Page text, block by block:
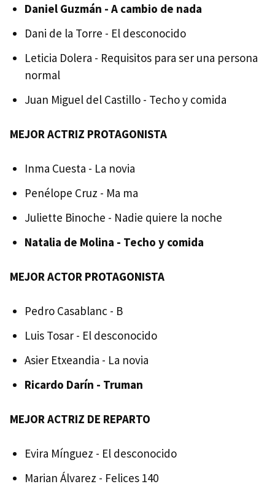
Daniel Guzmán - A cambio de nada
Dani de la Torre - El desconocido
Leticia Dolera - Requisitos para ser una persona
normal
Juan Miguel del Castillo - Techo y comida
MEJOR ACTRIZ PROTAGONISTA
Inma Cuesta - La novia
Penélope Cruz - Ma ma
Juliette Binoche - Nadie quiere la noche
Natalia de Molina - Techo y comida
MEJOR ACTOR PROTAGONISTA
Pedro Casablanc - B
Luis Tosar - El desconocido
Asier Etxeandia - La novia
Ricardo Darín - Truman
MEJOR ACTRIZ DE REPARTO
Evira Mínguez - El desconocido
Marian Álvarez - Felices 140